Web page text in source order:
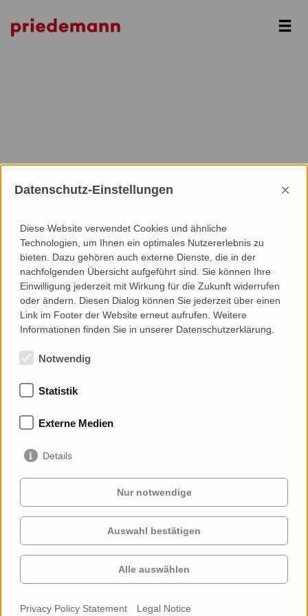
Memberships
Services
Cases
Clients
Projects
Profile
Contact
Datenschutz-Einstellungen ×
Diese Website verwendet Cookies und ähnliche
Technologien, um Ihnen ein optimales Nutzererlebnis zu
bieten. Dazu gehören auch externe Dienste, die in der
nachfolgenden Übersicht aufgeführt sind. Sie können Ihre
Einwilligung jederzeit mit Wirkung für die Zukunft widerrufen
oder ändern. Diesen Dialog können Sie jederzeit über einen
Link im Footer der Website erneut aufrufen. Weitere
Informationen finden Sie in unserer Datenschutzerklärung.
Notwendig
Statistik
Externe Medien
Details
Nur notwendige
Auswahl bestätigen
Alle auswählen
Privacy Policy Statement Legal Notice